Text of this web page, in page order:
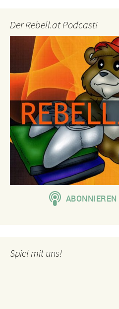
Der Rebell.at Podcast!
Spiel mit uns!